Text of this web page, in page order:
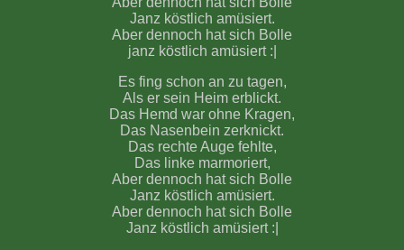
Janz köstlich amüsiert.
Aber dennoch hat sich Bolle
janz köstlich amüsiert :|
Es fing schon an zu tagen,
Als er sein Heim erblickt.
Das Hemd war ohne Kragen,
Das Nasenbein zerknickt.
Das rechte Auge fehlte,
Das linke marmoriert,
Aber dennoch hat sich Bolle
Janz köstlich amüsiert.
Aber dennoch hat sich Bolle
Janz köstlich amüsiert :|